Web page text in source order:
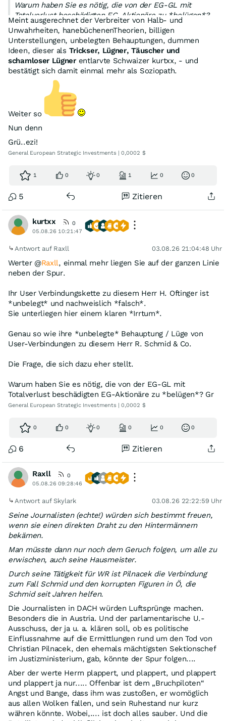
Warum haben Sie es nötig, die von der EG-GL mit
Totalverlust beschädigten EG-Aktionäre zu *belügen*?
Gr
Meint ausgerechnet der Verbreiter von Halb- und
Unwahrheiten, hanebüchenenTheorien, billigen
Unterstellungen, unbelegten Behauptungen, dummen
Ideen, dieser als Trickser, Lügner, Täuscher und
schamloser Lügnerentlarvte Schwaizer kurtxx, - und
bestätigt sich damit einmal mehr als Soziopath.
Weiter so
Nun denn
Grü..ezi!
General European Strategic Investments | 0,0002 $
1 0 0 1 0 0
5 Zitieren
kurtxx
0
05.08.26 10:21:47
Antwort auf Raxll 03.08.26 21:04:48 Uhr
Werter @Raxll, einmal mehr liegen Sie auf der ganzen Linie
neben der Spur.
Ihr User Verbindungskette zu diesem Herr H. Oftinger ist
*unbelegt* und nachweislich *falsch*.
Sie unterliegen hier einem klaren *Irrtum*.
Genau so wie ihre *unbelegte* Behauptung / Lüge von
User-Verbindungen zu diesem Herr R. Schmid & Co.
Die Frage, die sich dazu eher stellt.
Warum haben Sie es nötig, die von der EG-GL mit
Totalverlust beschädigten EG-Aktionäre zu *belügen*? Gr
General European Strategic Investments | 0,0002 $
0 0 0 0 0 0
6 Zitieren
Raxll
0
05.08.26 09:28:46
Antwort auf Skylark 03.08.26 22:22:59 Uhr
Seine Journalisten (echte!) würden sich bestimmt freuen,
wenn sie einen direkten Draht zu den Hintermännern
bekämen.
Man müsste dann nur noch dem Geruch folgen, um alle zu
erwischen, auch seine Hausmeister.
Durch seine Tätigkeit für WR ist Pilnacek die Verbindung
zum Fall Schmid und den korrupten Figuren in Ö, die
Schmid seit Jahren helfen.
Die Journalisten in DACH würden Luftsprünge machen.
Besonders die in Austria. Und der parlamentarische U.-
Ausschuss, der ja u. a. klären soll, ob es politische
Einflussnahme auf die Ermittlungen rund um den Tod von
Christian Pilnacek, den ehemals mächtigsten Sektionschef
im Justizministerium, gab, könnte der Spur folgen....
Aber der werte Herrn plappert, und plappert, und plappert
und plappert ja nur..... Offenbar ist dem „Bruchpiloten“
Angst und Bange, dass ihm was zustoßen, er womöglich
aus allen Wolken fallen, und sein Ruhestand nur kurz
währen könnte. Wobei,.... ist doch alles sauber. Und die